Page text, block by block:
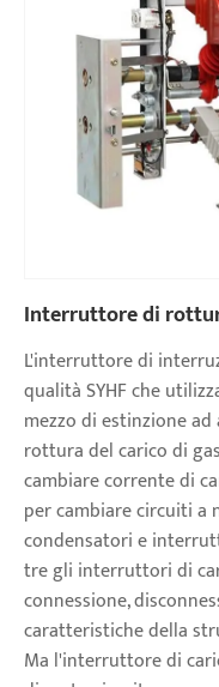
Interruttore di
L'interruttore di
qualità SYHF che
mezzo di estinzione
rottura del carico di
cambiare corrente di
per cambiare circuiti a
condensatori e
tre gli interruttori di
connessione,
caratteristiche della
Ma l'interruttore di